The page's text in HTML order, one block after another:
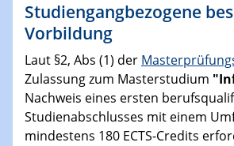
Studiengangbezogene
Vorbildung
Laut §2, Abs (1) der
Zulassung zum Masterstudium
Nachweis eines ersten
Studienabschlusses mit einem
mindestens 180 ECTS-Credits